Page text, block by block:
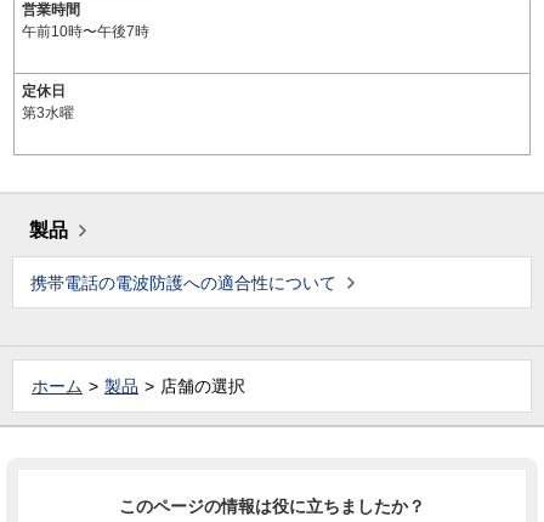
営業時間
午前10時〜午後7時
定休日
第3水曜
製品
携帯電話の電波防護への適合性について
ホーム 製品 店舗の選択
このページの情報は役に立ちましたか？